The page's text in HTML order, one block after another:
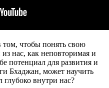
том, чтобы понять свою
нас, как неповторимая и
потенциал для развития и
Бхаджан, может научить
глубоко внутри нас?